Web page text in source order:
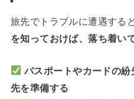
旅先でトラブルに遭遇する
を知っておけば、落ち着い
パスポートやカードの
先を準備する